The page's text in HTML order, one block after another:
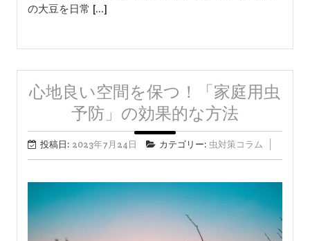
の大豆を日常 […]
心地良い空間を保つ！「家庭用虫
予防」の効果的な方法
投稿日: 2023年7月24日 カテゴリー: 虫対策コラム